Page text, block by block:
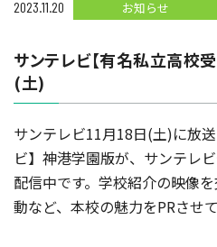
2023.11.20 お知らせ
サンテレビ【有名私立高校
(土)
サンテレビ11月18日(土)に放
ビ】神港学園版が、サンテレ
配信中です。学校紹介の映像
動など、本校の魅力をPRさせ